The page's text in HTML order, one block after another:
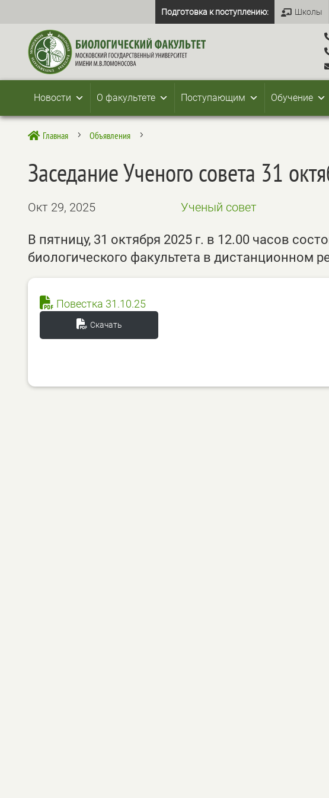
Подготовка к поступлению: Школы
Новости О факультете Поступающим Обучение
 Главная 5 Объявления 5
Заседание Ученого совета 31
Окт 29, 2025 Ученый совет
В пятницу, 31 октября 2025 г. в 12.00 часов
биологического факультета в дистанционном
Повестка 31.10.25
Скачать